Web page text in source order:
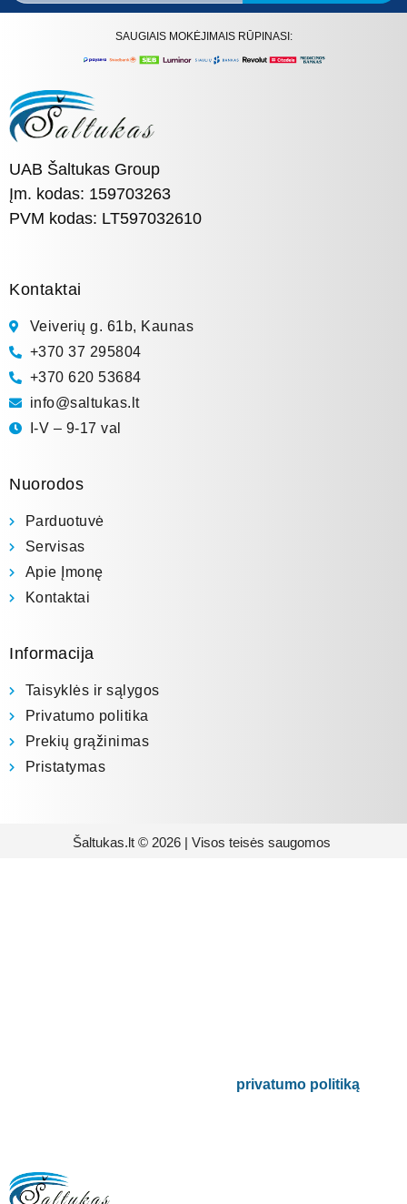
SAUGIAIS MOKĖJIMAIS RŪPINASI:
UAB Šaltukas Group
Įm. kodas: 159703263
PVM kodas: LT597032610
Kontaktai
Veiverių g. 61b, Kaunas
+370 37 295804
+370 620 53684
info@saltukas.lt
I-V – 9-17 val
Nuorodos
Parduotuvė
Servisas
Apie Įmonę
Kontaktai
Informacija
Taisyklės ir sąlygos
Privatumo politika
Prekių grąžinimas
Pristatymas
Šaltukas.lt © 2026 | Visos teisės saugomos
privatumo politiką.